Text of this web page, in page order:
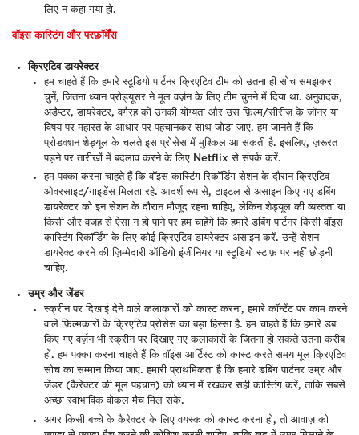
लिए न कहा गया हो.
वॉइस कास्टिंग और परफ़ॉर्मेंस
क्रिएटिव डायरेक्टर
हम चाहते हैं कि हमारे स्टूडियो पार्टनर क्रिएटिव टीम को उतना ही सोच समझकर
चुनें, जितना ध्यान प्रोड्यूसर ने मूल वर्ज़न के लिए टीम चुनने में दिया था. अनुवादक,
अडैप्टर, डायरेक्टर, वगैरह को उनकी योग्यता और उस फ़िल्म/सीरीज़ के ज़ॉनर या
विषय पर महारत के आधार पर पहचानकर साथ जोड़ा जाए. हम जानते हैं कि
प्रोडक्शन शेड्यूल के चलते इस प्रोसेस में मुश्किल आ सकती है. इसलिए, ज़रूरत
पड़ने पर तारीखों में बदलाव करने के लिए Netflix से संपर्क करें.
हम पक्का करना चाहते हैं कि वॉइस कास्टिंग रिकॉर्डिंग सेशन के दौरान क्रिएटिव
ओवरसाइट/गाइडेंस मिलता रहे. आदर्श रूप से, टाइटल से असाइन किए गए डबिंग
डायरेक्टर को इन सेशन के दौरान मौजूद रहना चाहिए, लेकिन शेड्यूल की व्यस्तता या
किसी और वजह से ऐसा न हो पाने पर हम चाहेंगे कि हमारे डबिंग पार्टनर किसी वॉइस
कास्टिंग रिकॉर्डिंग के लिए कोई क्रिएटिव डायरेक्टर असाइन करें. उन्हें सेशन
डायरेक्ट करने की ज़िम्मेदारी ऑडियो इंजीनियर या स्टूडियो स्टाफ़ पर नहीं छोड़नी
चाहिए.
उम्र और जेंडर
स्क्रीन पर दिखाई देने वाले कलाकारों को कास्ट करना, हमारे कॉन्टेंट पर काम करने
वाले फ़िल्मकारों के क्रिएटिव प्रोसेस का बड़ा हिस्सा है. हम चाहते हैं कि हमारे डब
किए गए वर्ज़न भी स्क्रीन पर दिखाए गए कलाकारों के जितना हो सकते उतना करीब
हों. हम पक्का करना चाहते हैं कि वॉइस आर्टिस्ट को कास्ट करते समय मूल क्रिएटिव
सोच का सम्मान किया जाए. हमारी प्राथमिकता है कि हमारे डबिंग पार्टनर उम्र और
जेंडर (कैरेक्टर की मूल पहचान) को ध्यान में रखकर सही कास्टिंग करें, ताकि सबसे
अच्छा स्वाभाविक वोकल मैच मिल सके.
अगर किसी बच्चे के कैरेक्टर के लिए वयस्क को कास्ट करना हो, तो आवाज़ को